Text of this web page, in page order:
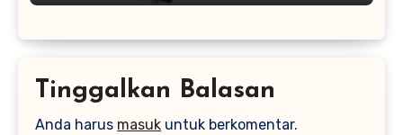
Tinggalkan Balasan
Anda harus masuk untuk berkomentar.